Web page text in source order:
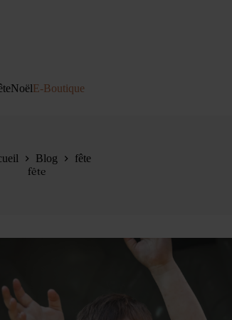
NoëlE-Boutique
Blog
fête
fête